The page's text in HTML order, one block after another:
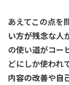
あえてこの点を
い方が残念な人
の使い道がコー
どにしか使われ
内容の改善や自